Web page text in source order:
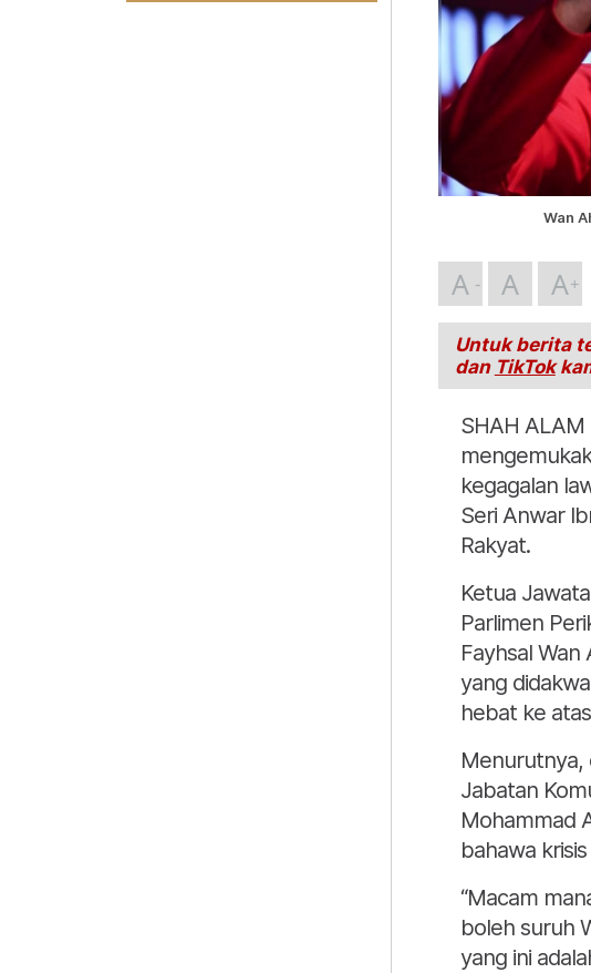
Penganalisis
Wan
A A A
Untuk berita
dan TikTok
SHAH
kegagalan
Seri Anwar
Rakyat.
Ketua
Parlimen
Fayhsal
yang
hebat ke
Menurutnya,
Jabatan
Mohammad
bahawa
“Macam
boleh suruh
yang ini